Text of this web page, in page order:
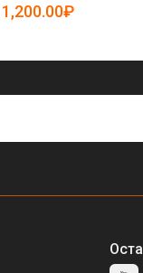
5081739)
1,200.00₽